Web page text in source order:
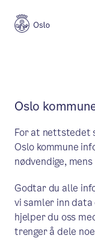
Nye
utnevnt i
Byrådet har i
Steffensen
Oslo
For at nettstedet
Oslo kommune
nødvendige,
Godtar du alle
vi samler inn
hjelper du oss
trenger å dele